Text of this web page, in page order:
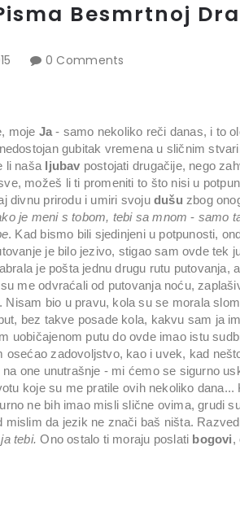
Besmrtnoj
0 Comments
moje Ja- samo nekoliko reči danas, i to
gubitak vremena u sličnim
li naša ljubav postojati drugačije, nego
možeš li ti promeniti to što nisi u
divnu prirodu i umiri svoju dušu zbog
je meni s tobom, tebi sa mnom - samo
. Kad bismo bili sjedinjeni u potpunosti,
je bilo jezivo, stigao sam ovde tek
je pošta jednu drugu rutu putovanja,
me odvraćali od putovanja noću,
Nisam bio u pravu, kola su se morala
bez takve posade kola, kakvu sam ja
uobičajenom putu do ovde imao istu
osećao zadovoljstvo, kao i uvek, kad
one unutrašnje - mi ćemo se sigurno
koje su me pratile ovih nekoliko
ne bih imao misli slične ovima, grudi
mislim da jezik ne znači baš ništa.
ja tebi.Ono ostalo ti moraju poslati bogovi,